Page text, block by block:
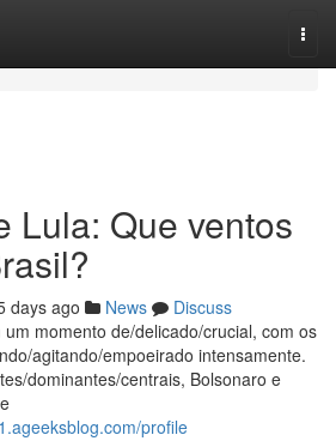
Lula: Que ventos
days ago News
Discuss
momento de/delicado/crucial, com os
agitando/empoeirado intensamente.
dominantes/centrais, Bolsonaro e
profile